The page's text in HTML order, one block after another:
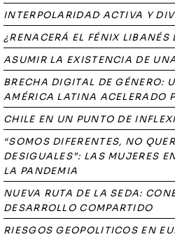
INTERPOLARIDAD ACTIVA Y
¿RENACERÁ EL FÉNIX LIBANÉS
ASUMIR LA EXISTENCIA DE
BRECHA DIGITAL DE GÉNERO:
AMÉRICA LATINA ACELERADO
CHILE EN UN PUNTO DE
“SOMOS DIFERENTES, NO
DESIGUALES”: LAS MUJERES
LA PANDEMIA
NUEVA RUTA DE LA SEDA:
DESARROLLO COMPARTIDO
RIESGOS GEOPOLITICOS EN